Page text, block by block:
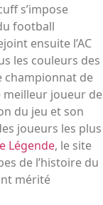
s’impose
football
ensuite l’AC
les couleurs des
championnat de
meilleur joueur de
du jeu et son
joueurs les plus
Légende, le site
de l’histoire du
mérité